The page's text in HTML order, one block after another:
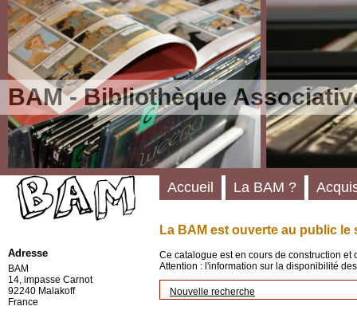
BAM - Bibliothèque
La BAM est ouverte au public le
Ce catalogue est en cours de construction
Attention : l'information sur la disponibilité
Nouvelle recherche
Accueil La BAM ?
Adresse
BAM
14, impasse Carnot
92240 Malakoff
France